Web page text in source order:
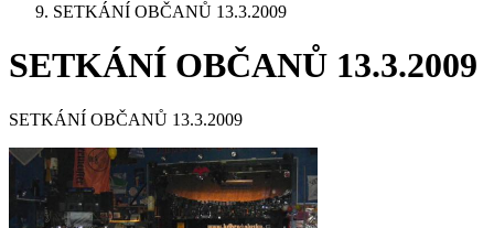
SETKÁNÍ OBČANŮ 13.3.2009
SETKÁNÍ OBČANŮ 13.3.2009
SETKÁNÍ OBČANŮ 13.3.2009